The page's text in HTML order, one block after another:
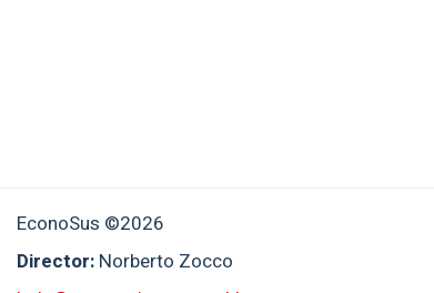
EconoSus ©2026
Director: Norberto Zocco